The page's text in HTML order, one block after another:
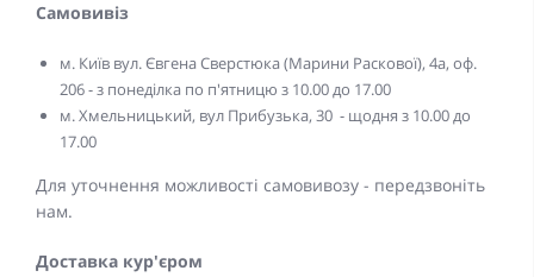
Самовивіз
м. Київ вул. Євгена Сверстюка (Марини Раскової), 4а, оф.
206 - з понеділка по п'ятницю з 10.00 до 17.00
м. Хмельницький, вул Прибузька, 30 - щодня з 10.00 до
17.00
Для уточнення можливості самовивозу - передзвоніть
нам.
Доставка кур'єром